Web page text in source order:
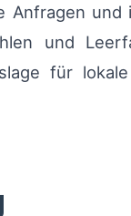
Anfragen und
und
für